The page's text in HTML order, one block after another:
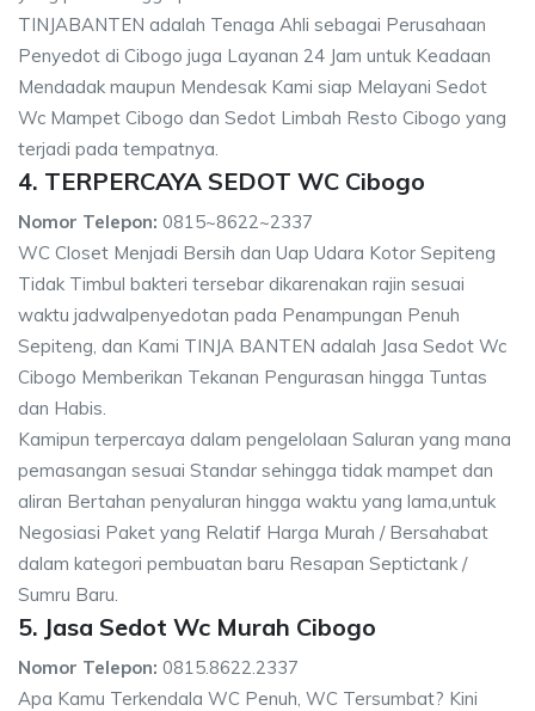
TINJABANTEN adalah Tenaga Ahli sebagai Perusahaan
Penyedot di Cibogo juga Layanan 24 Jam untuk Keadaan
Mendadak maupun Mendesak Kami siap Melayani Sedot
Wc Mampet Cibogo dan Sedot Limbah Resto Cibogo yang
terjadi pada tempatnya.
4. TERPERCAYA SEDOT WC Cibogo
Nomor Telepon: 0815~8622~2337
WC Closet Menjadi Bersih dan Uap Udara Kotor Sepiteng
Tidak Timbul bakteri tersebar dikarenakan rajin sesuai
waktu jadwalpenyedotan pada Penampungan Penuh
Sepiteng, dan Kami TINJA BANTEN adalah Jasa Sedot Wc
Cibogo Memberikan Tekanan Pengurasan hingga Tuntas
dan Habis.
Kamipun terpercaya dalam pengelolaan Saluran yang mana
pemasangan sesuai Standar sehingga tidak mampet dan
aliran Bertahan penyaluran hingga waktu yang lama,untuk
Negosiasi Paket yang Relatif Harga Murah / Bersahabat
dalam kategori pembuatan baru Resapan Septictank /
Sumru Baru.
5. Jasa Sedot Wc Murah Cibogo
Nomor Telepon: 0815.8622.2337
Apa Kamu Terkendala WC Penuh, WC Tersumbat? Kini